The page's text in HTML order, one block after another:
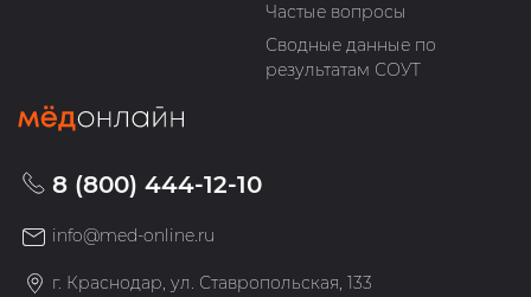
Частые вопросы
Сводные данные по
результатам СОУТ
8 (800) 444-12-10
info@med-online.ru
г. Краснодар, ул. Ставропольская, 133